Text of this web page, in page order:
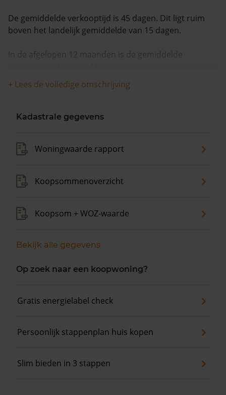
De gemiddelde verkooptijd is 45 dagen. Dit ligt ruim
boven het landelijk gemiddelde van 15 dagen.
In de afgelopen 12 maanden is de gemiddelde
+ Lees de volledige omschrijving
Kadastrale gegevens
Woningwaarde rapport
Koopsommenoverzicht
Koopsom + WOZ-waarde
Bekijk alle gegevens
Op zoek naar een koopwoning?
Gratis energielabel check
Persoonlijk stappenplan huis kopen
Slim bieden in 3 stappen